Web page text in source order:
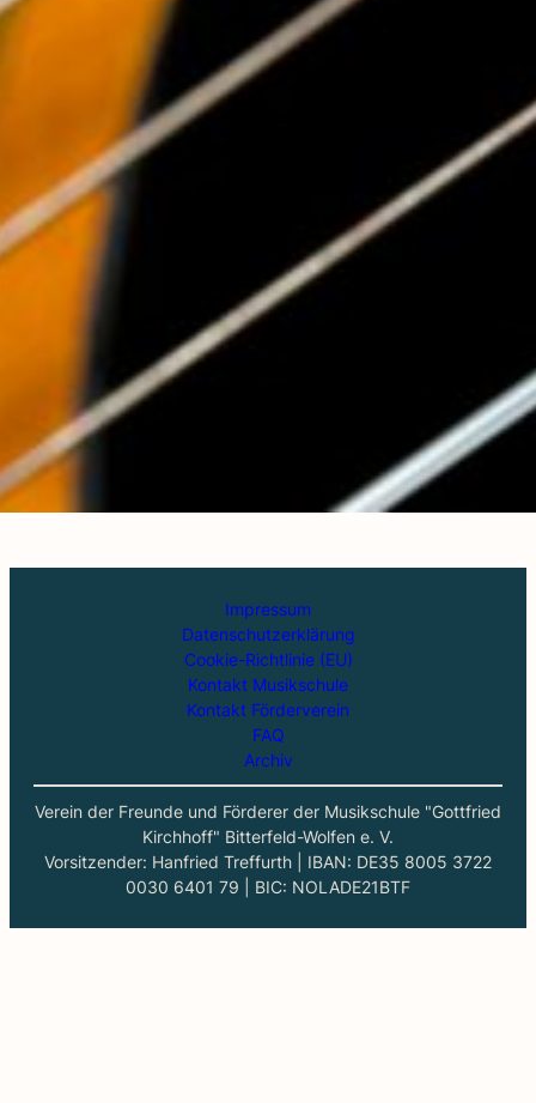
Impressum
Datenschutzerklärung
Cookie-Richtlinie (EU)
Kontakt Musikschule
Kontakt Förderverein
FAQ
Archiv
Verein der Freunde und Förderer der Musikschule "Gottfried
Kirchhoff" Bitterfeld-Wolfen e. V.
Vorsitzender: Hanfried Treffurth | IBAN: DE35 8005 3722
0030 6401 79 | BIC: NOLADE21BTF